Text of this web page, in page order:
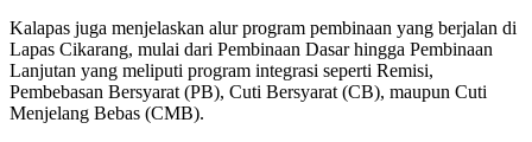
Kalapas juga menjelaskan alur program pembinaan yang berjalan di
Lapas Cikarang, mulai dari Pembinaan Dasar hingga Pembinaan
Lanjutan yang meliputi program integrasi seperti Remisi,
Pembebasan Bersyarat (PB), Cuti Bersyarat (CB), maupun Cuti
Menjelang Bebas (CMB).